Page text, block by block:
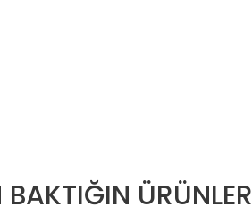
BAKTIĞIN ÜRÜNLER